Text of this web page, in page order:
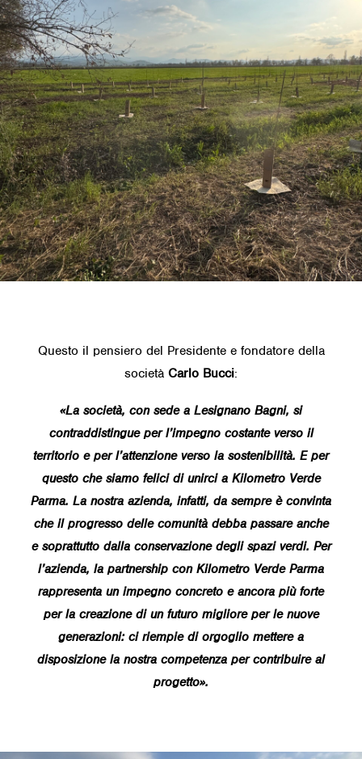
Questo il pensiero del Presidente e fondatore della
società Carlo Bucci:
«La società, con sede a Lesignano Bagni, si
contraddistingue per l’impegno costante verso il
territorio e per l’attenzione verso la sostenibilità. E per
questo che siamo felici di unirci a Kilometro Verde
Parma. La nostra azienda, infatti, da sempre è convinta
che il progresso delle comunità debba passare anche
e soprattutto dalla conservazione degli spazi verdi. Per
l’azienda, la partnership con Kilometro Verde Parma
rappresenta un impegno concreto e ancora più forte
per la creazione di un futuro migliore per le nuove
generazioni: ci riempie di orgoglio mettere a
disposizione la nostra competenza per contribuire al
progetto».